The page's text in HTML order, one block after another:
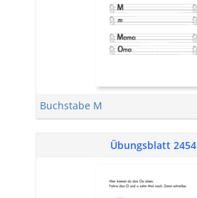
Buchstabe M
Übungsblatt 2454